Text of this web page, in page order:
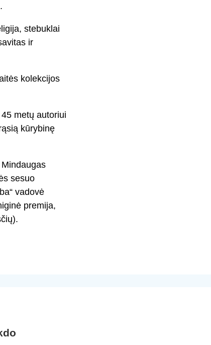
stebuklai
ir
kolekcijos
metų autoriui
kūrybinę
sesuo
vadovė
premija,